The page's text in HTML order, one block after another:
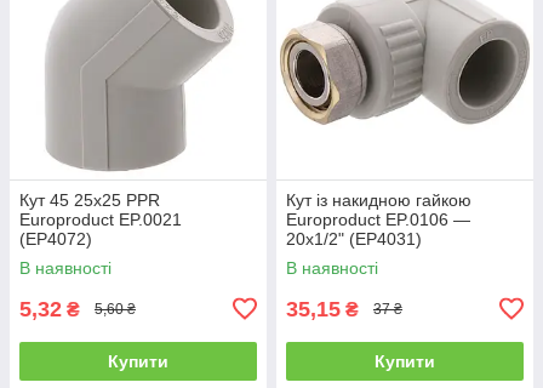
Кут 45 25x25 PPR
Europroduct EP.0021
(EP4072)
В наявності
5,32 ₴ 5,60 ₴
Купити
Кут із накидною гайкою
Europroduct EP.0106 —
20x1/2" (EP4031)
В наявності
35,15 ₴ 37 ₴
Купити